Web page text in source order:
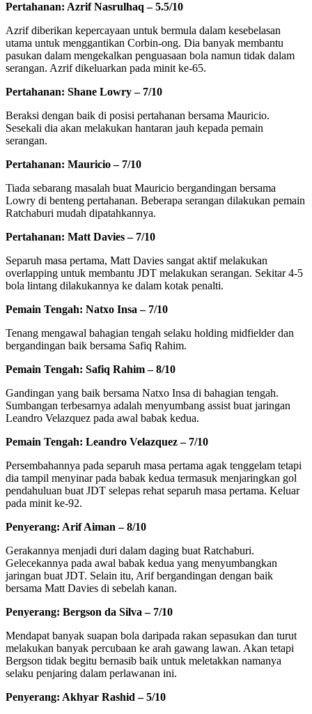
Pertahanan: Azrif Nasrulhaq – 5.5/10
Azrif diberikan kepercayaan untuk bermula dalam kesebelasan
utama untuk menggantikan Corbin-ong. Dia banyak membantu
pasukan dalam mengekalkan penguasaan bola namun tidak dalam
serangan. Azrif dikeluarkan pada minit ke-65.
Pertahanan: Shane Lowry – 7/10
Beraksi dengan baik di posisi pertahanan bersama Mauricio.
Sesekali dia akan melakukan hantaran jauh kepada pemain
serangan.
Pertahanan: Mauricio – 7/10
Tiada sebarang masalah buat Mauricio bergandingan bersama
Lowry di benteng pertahanan. Beberapa serangan dilakukan pemain
Ratchaburi mudah dipatahkannya.
Pertahanan: Matt Davies – 7/10
Separuh masa pertama, Matt Davies sangat aktif melakukan
overlapping untuk membantu JDT melakukan serangan. Sekitar 4-5
bola lintang dilakukannya ke dalam kotak penalti.
Pemain Tengah: Natxo Insa – 7/10
Tenang mengawal bahagian tengah selaku holding midfielder dan
bergandingan baik bersama Safiq Rahim.
Pemain Tengah: Safiq Rahim – 8/10
Gandingan yang baik bersama Natxo Insa di bahagian tengah.
Sumbangan terbesarnya adalah menyumbang assist buat jaringan
Leandro Velazquez pada awal babak kedua.
Pemain Tengah: Leandro Velazquez – 7/10
Persembahannya pada separuh masa pertama agak tenggelam tetapi
dia tampil menyinar pada babak kedua termasuk menjaringkan gol
pendahuluan buat JDT selepas rehat separuh masa pertama. Keluar
pada minit ke-92.
Penyerang: Arif Aiman – 8/10
Gerakannya menjadi duri dalam daging buat Ratchaburi.
Gelecekannya pada awal babak kedua yang menyumbangkan
jaringan buat JDT. Selain itu, Arif bergandingan dengan baik
bersama Matt Davies di sebelah kanan.
Penyerang: Bergson da Silva – 7/10
Mendapat banyak suapan bola daripada rakan sepasukan dan turut
melakukan banyak percubaan ke arah gawang lawan. Akan tetapi
Bergson tidak begitu bernasib baik untuk meletakkan namanya
selaku penjaring dalam perlawanan ini.
Penyerang: Akhyar Rashid – 5/10